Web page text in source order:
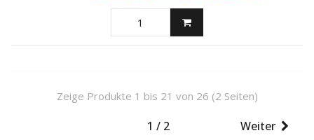
Zeige Produkte 1 bis 21 von 26 (2 Seiten)
1 / 2 Weiter